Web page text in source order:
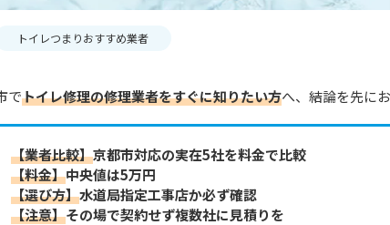
トイレつまりおすすめ業者
でトイレ修理の修理業者をすぐに知りたい方へ、結論を先に
【業者比較】京都市対応の実在5社を料金で比較
【料金】中央値は5万円
【選び方】水道局指定工事店か必ず確認
【注意】その場で契約せず複数社に見積りを